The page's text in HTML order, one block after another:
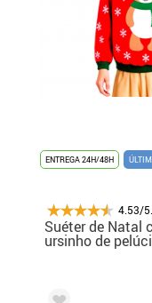
ENTREGA 24H/48H
4.53/
Suéter de Natal
ursinho de
para crianças